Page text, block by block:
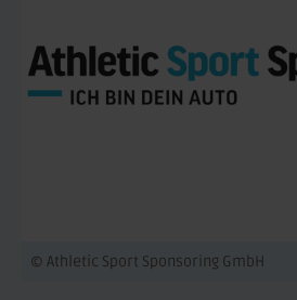
© Athletic Sport Sponsoring GmbH